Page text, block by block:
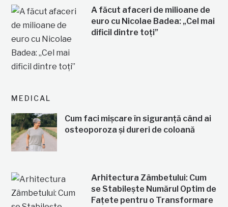
A făcut afaceri de milioane de
euro cu Nicolae Badea: „Cel mai
dificil dintre toți”
MEDICAL
Cum faci mișcare în siguranță când ai
osteoporoza și dureri de coloană
Arhitectura Zâmbetului: Cum
se Stabilește Numărul Optim de
Fațete pentru o Transformare